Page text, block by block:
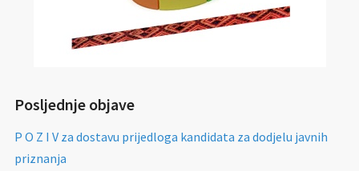
Posljednje objave
P O Z I V za dostavu prijedloga kandidata za dodjelu javnih
priznanja